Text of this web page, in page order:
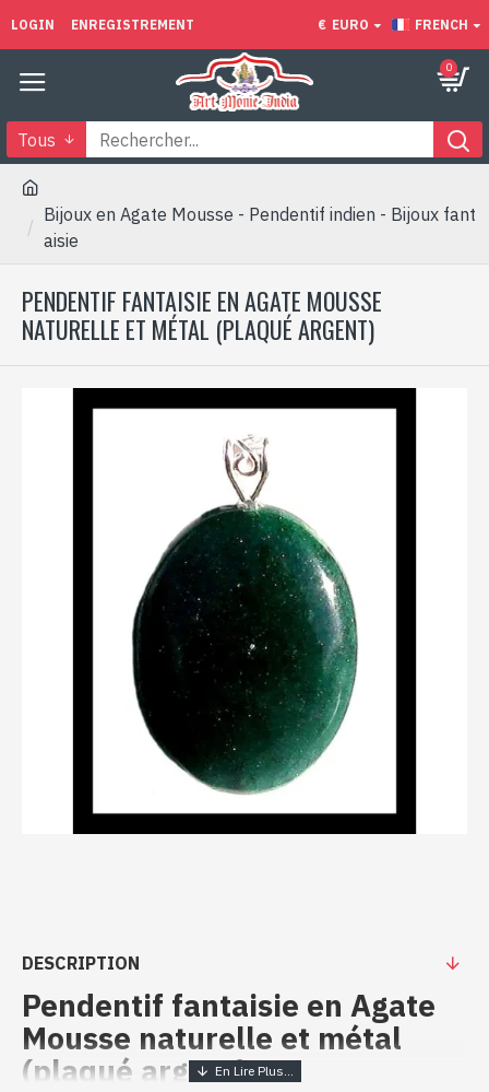
LOGIN ENREGISTREMENT € EURO FRENCH
0
Tous
Bijoux en Agate Mousse - Pendentif indien - Bijoux fant
aisie
PENDENTIF FANTAISIE EN AGATE MOUSSE
NATURELLE ET MÉTAL (PLAQUÉ ARGENT)
DESCRIPTION
Pendentif fantaisie en Agate
Mousse naturelle et métal
(plaqué argent)